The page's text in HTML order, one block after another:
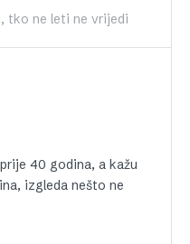
tko ne leti ne vrijedi
40 godina, a kažu
izgleda nešto ne